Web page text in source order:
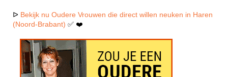
ᐅ Bekijk nu Oudere Vrouwen die direct willen neuken in Haren
(Noord-Brabant) ✅ ❤️